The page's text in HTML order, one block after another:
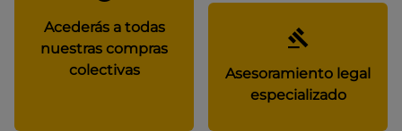
Acederás a todas
nuestras compras
colectivas
Asesoramiento legal
especializado